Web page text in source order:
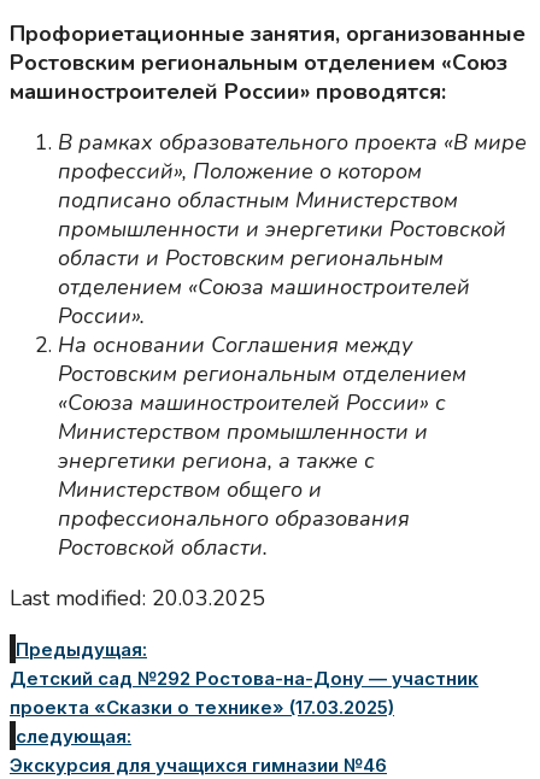
Профориетационные занятия, организованные
Ростовским региональным отделением «Союз
машиностроителей России» проводятся:
В рамках образовательного проекта «В мире
профессий», Положение о котором
подписано областным Министерством
промышленности и энергетики Ростовской
области и Ростовским региональным
отделением «Союза машиностроителей
России».
На основании Соглашения между
Ростовским региональным отделением
«Союза машиностроителей России» с
Министерством промышленности и
энергетики региона, а также с
Министерством общего и
профессионального образования
Ростовской области.
Last modified: 20.03.2025
Предыдущая:
Детский сад №292 Ростова-на-Дону — участник
проекта «Сказки о технике» (17.03.2025)
следующая:
Экскурсия для учащихся гимназии №46